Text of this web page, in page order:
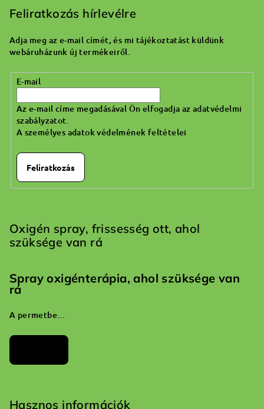
Feliratkozás hírlevélre
Adja meg az e-mail címét, és mi tájékoztatást küldünk
webáruházunk új termékeiről.
E-mail
Az e-mail címe megadásával Ön elfogadja az adatvédelmi
szabályzatot.
A személyes adatok védelmének feltételei
Feliratkozás
Oxigén spray, frissesség ott, ahol
szüksége van rá
Spray oxigénterápia, ahol szüksége van
rá
A permetbe...
Hasznos információk